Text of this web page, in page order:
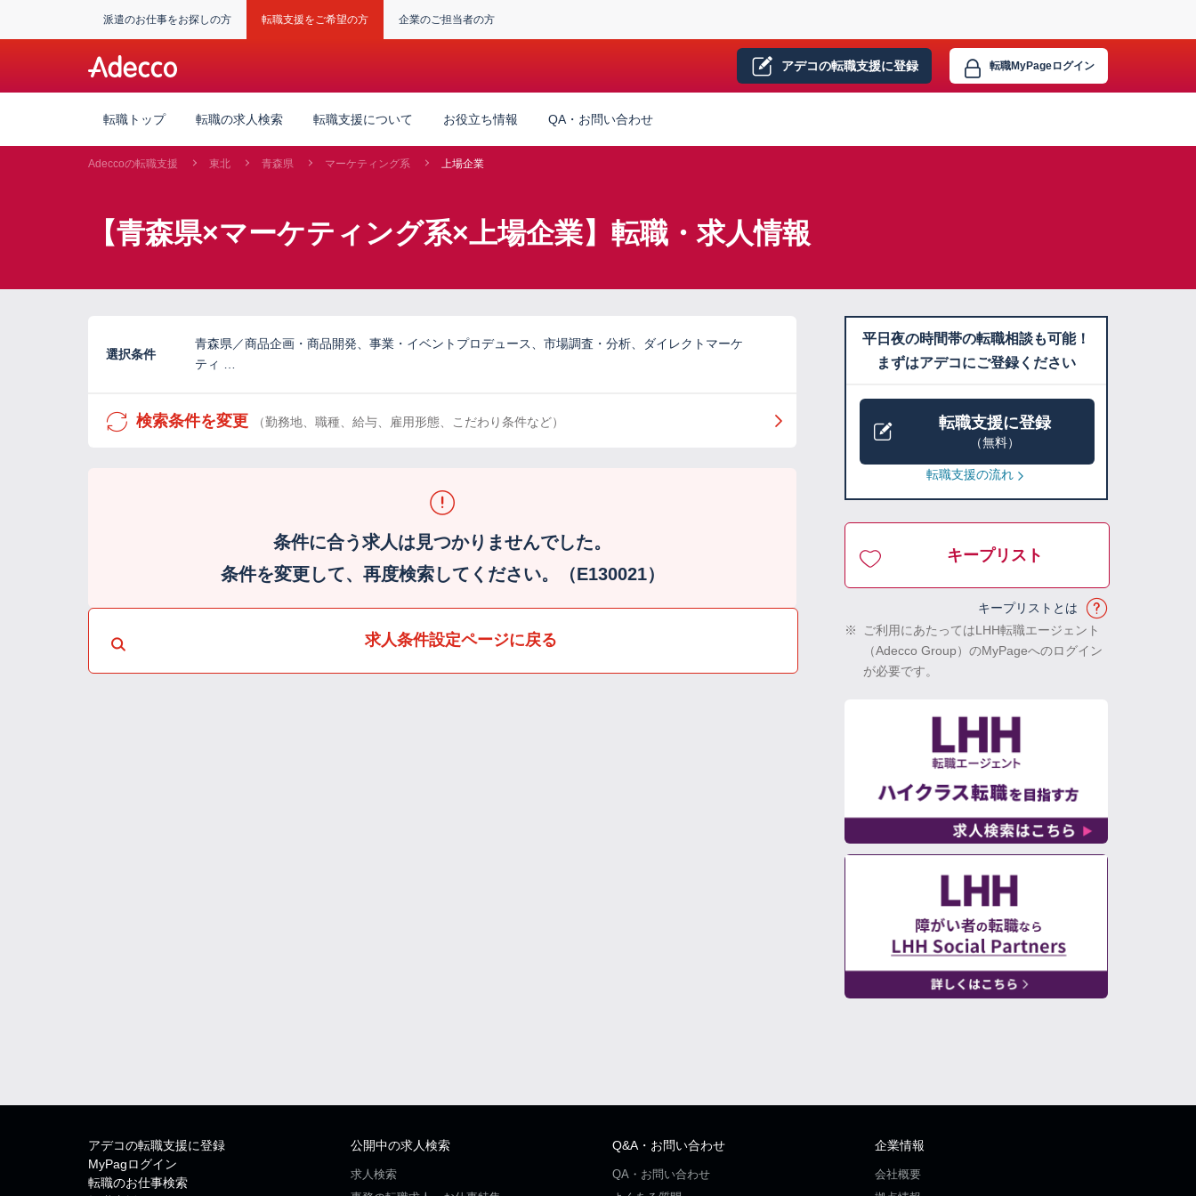
派遣のお仕事をお探しの方 転職支援をご希望の方 企業のご担当者の方
アデコの転職支援に登録 転職MyPageログイン
転職トップ 転職の求人検索 転職支援について お役立ち情報 QA・お問い合わせ
Adeccoの転職支援 東北 青森県 マーケティング系 上場企業
【青森県×マーケティング系×上場企業】転職・求人情報
選択条件
青森県／商品企画・商品開発、事業・イベントプロデュース、市場調査・分析、ダイレクトマーケ
ティ …
検索条件を変更 （勤務地、職種、給与、雇用形態、こだわり条件など）
条件に合う求人は見つかりませんでした。
条件を変更して、再度検索してください。（E130021）
求人条件設定ページに戻る
平日夜の時間帯の転職相談も可能！
まずはアデコにご登録ください
転職支援に登録
（無料）
転職支援の流れ
キープリスト
キープリストとは
※
ご利用にあたってはLHH転職エージェント
（Adecco Group）のMyPageへのログイン
が必要です。
アデコの転職支援に登録
MyPagログイン
転職のお仕事検索
公開中の求人検索
求人検索
Q&A・お問い合わせ
QA・お問い合わせ
企業情報
会社概要